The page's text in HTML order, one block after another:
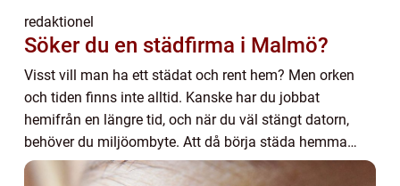
redaktionel
Söker du en städfirma i Malmö?
Visst vill man ha ett städat och rent hem? Men orken
och tiden finns inte alltid. Kanske har du jobbat
hemifrån en längre tid, och när du väl stängt datorn,
behöver du miljöombyte. Att då börja städa hemma
känns avlägset. Du kanske ska hämta barn på ...